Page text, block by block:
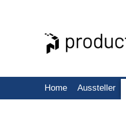
Home Aussteller